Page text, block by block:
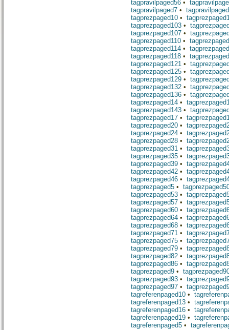
tagpravilpaged56 •
tagpravilpaged7 •
tagprezpaged10 •
tagprezpaged103 •
tagprezpaged107 •
tagprezpaged110 •
tagprezpaged114 •
tagprezpaged118 •
tagprezpaged121 •
tagprezpaged125 •
tagprezpaged129 •
tagprezpaged132 •
tagprezpaged136 •
tagprezpaged14 •
tagprezpaged143 •
tagprezpaged17 •
tagprezpaged20 •
tagprezpaged24 •
tagprezpaged28 •
tagprezpaged31 •
tagprezpaged35 •
tagprezpaged39 •
tagprezpaged42 •
tagprezpaged46 •
tagprezpaged5 •
tagprezpaged53 •
tagprezpaged57 •
tagprezpaged60 •
tagprezpaged64 •
tagprezpaged68 •
tagprezpaged71 •
tagprezpaged75 •
tagprezpaged79 •
tagprezpaged82 •
tagprezpaged86 •
tagprezpaged9 •
tagprezpaged93 •
tagprezpaged97 •
tagreferenpaged10 •
tagreferenpaged13 •
tagreferenpaged16 •
tagreferenpaged19 •
tagreferenpaged5 •